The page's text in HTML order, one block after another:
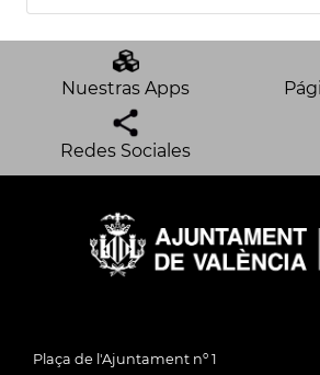
Nuestras Apps
Redes Sociales
Plaça de l'Ajuntament nº 1